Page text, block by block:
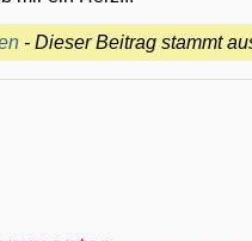
- Dieser Beitrag stammt